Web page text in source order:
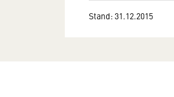
Stand: 31.12.2015